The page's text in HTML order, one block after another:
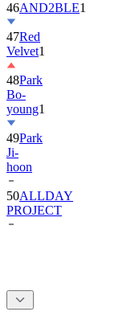
46AND2BLE1
47Red
Velvet1
48Park
Bo-
young1
49Park
Ji-
hoon
50ALLDAY
PROJECT